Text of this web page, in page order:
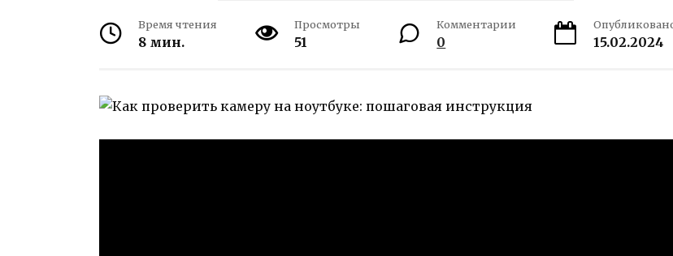
Время чтения
8 мин.
Просмотры
51
Комментарии
0 15.02.2024